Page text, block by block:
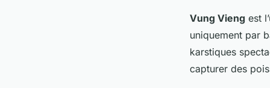
Vung Vieng est
uniquement par
karstiques
capturer des